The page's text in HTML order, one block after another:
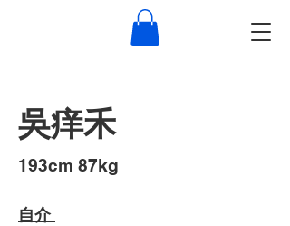
吳痒禾
193cm 87kg
自介 ​